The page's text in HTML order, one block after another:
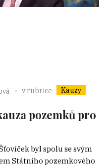
v rubrice Kauzy
pozemků pro
byl spolu se svým
Státního pozemkového